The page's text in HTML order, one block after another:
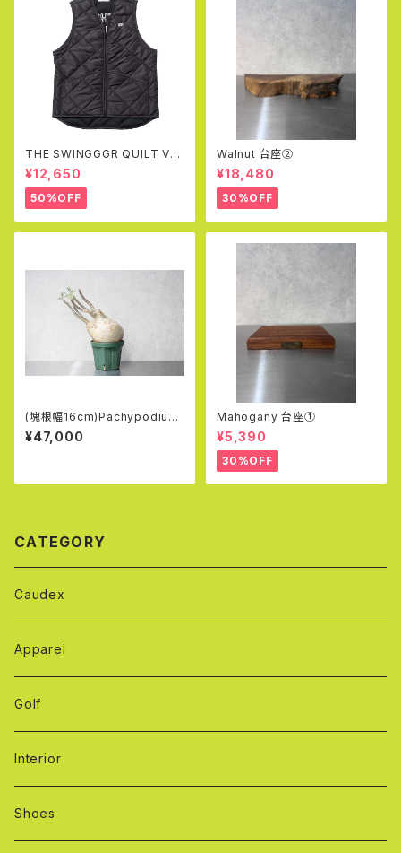
THE SWINGGGR QUILT VE
ST(BLK)
¥12,650
50%OFF
Walnut 台座②
¥18,480
30%OFF
(塊根幅16cm)Pachypodium
rosulatum var. gracilius (5
5)
¥47,000
Mahogany 台座①
¥5,390
30%OFF
CATEGORY
Caudex
Apparel
Golf
Interior
Shoes